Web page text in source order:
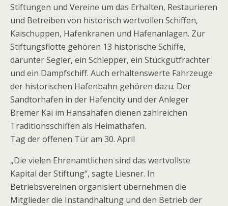
Stiftungen und Vereine um das Erhalten, Restaurieren
und Betreiben von historisch wertvollen Schiffen,
Kaischuppen, Hafenkranen und Hafenanlagen. Zur
Stiftungsflotte gehören 13 historische Schiffe,
darunter Segler, ein Schlepper, ein Stückgutfrachter
und ein Dampfschiff. Auch erhaltenswerte Fahrzeuge
der historischen Hafenbahn gehören dazu. Der
Sandtorhafen in der Hafencity und der Anleger
Bremer Kai im Hansahafen dienen zahlreichen
Traditionsschiffen als Heimathafen.
Tag der offenen Tür am 30. April
„Die vielen Ehrenamtlichen sind das wertvollste
Kapital der Stiftung“, sagte Liesner. In
Betriebsvereinen organisiert übernehmen die
Mitglieder die Instandhaltung und den Betrieb der